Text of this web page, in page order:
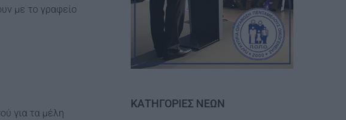
με το γραφείο
για τα μέλη
ΚΑΤΗΓΟΡΙΕΣ ΝΕΩΝ